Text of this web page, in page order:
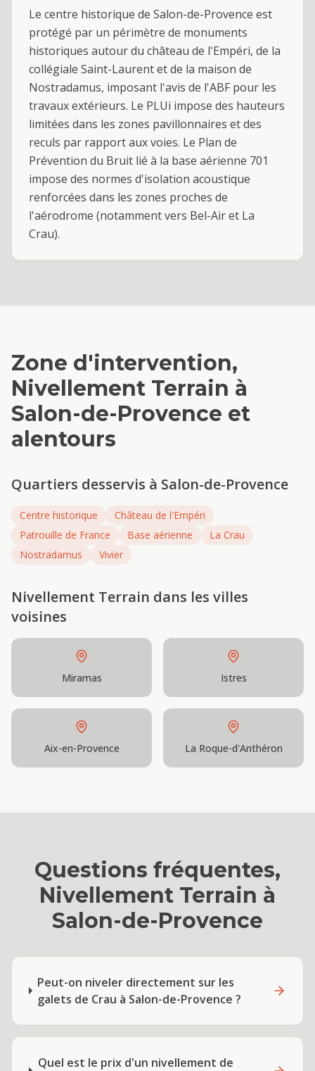
Le centre historique de Salon-de-Provence est
protégé par un périmètre de monuments
historiques autour du château de l'Empéri, de la
collégiale Saint-Laurent et de la maison de
Nostradamus, imposant l'avis de l'ABF pour les
travaux extérieurs. Le PLUi impose des hauteurs
limitées dans les zones pavillonnaires et des
reculs par rapport aux voies. Le Plan de
Prévention du Bruit lié à la base aérienne 701
impose des normes d'isolation acoustique
renforcées dans les zones proches de
l'aérodrome (notamment vers Bel-Air et La
Crau).
Zone d'intervention,
Nivellement Terrain à
Salon-de-Provence et
alentours
Quartiers desservis à Salon-de-Provence
Centre historique
Château de l'Empéri
Patrouille de France
Base aérienne
La Crau
Nostradamus
Vivier
Nivellement Terrain dans les villes
voisines
Miramas Istres
Aix-en-Provence La Roque-d'Anthéron
Questions fréquentes,
Nivellement Terrain à
Salon-de-Provence
Peut-on niveler directement sur les
galets de Crau à Salon-de-Provence ?
Quel est le prix d'un nivellement de